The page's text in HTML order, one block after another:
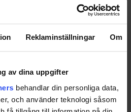
Reklaminställningar Om
av dina uppgifter
behandlar din personliga data,
och använder teknologi såsom